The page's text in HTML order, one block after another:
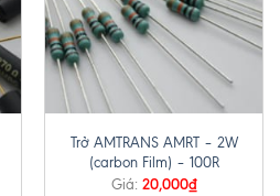
Trở AMTRANS AMRT – 2W
(carbon Film) – 100R
Giá: 20,000₫